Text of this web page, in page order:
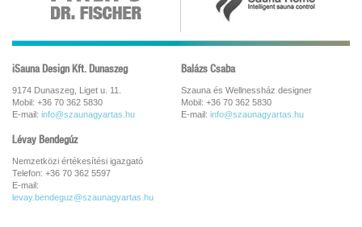
iSauna Design Kft. Dunaszeg
9174 Dunaszeg, Liget u. 11.
Mobil: +36 70 362 5830
E-mail: info@szaunagyartas.hu
Balázs Csaba
Szauna és Wellnessház designer
Mobil: +36 70 362 5830
E-mail: info@szaunagyartas.hu
Lévay Bendegúz
Nemzetközi értékesítési igazgató
Telefon: +36 70 362 5597
E-mail:
levay.bendeguz@szaunagyartas.hu